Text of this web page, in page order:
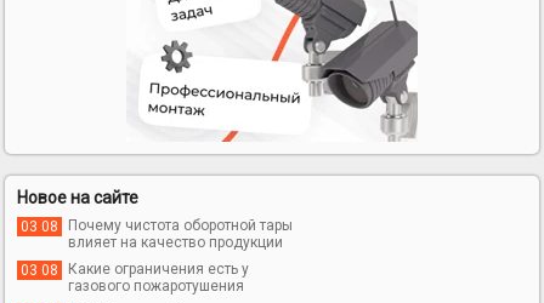
Новое на сайте
03 08
Почему чистота оборотной тары
влияет на качество продукции
03 08
Какие ограничения есть у
газового пожаротушения